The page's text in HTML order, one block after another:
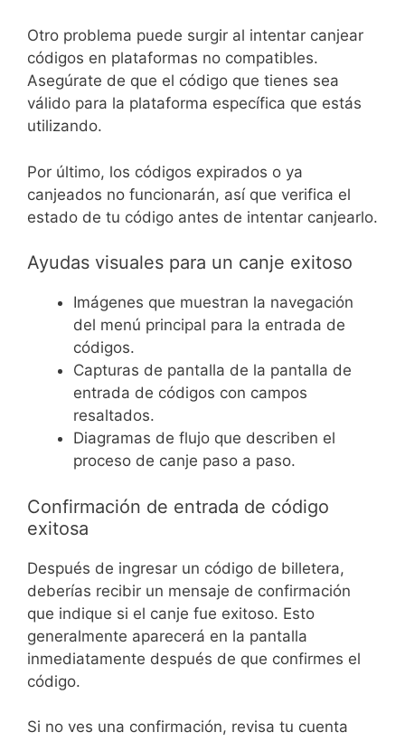
Otro problema puede surgir al intentar canjear
códigos en plataformas no compatibles.
Asegúrate de que el código que tienes sea
válido para la plataforma específica que estás
utilizando.
Por último, los códigos expirados o ya
canjeados no funcionarán, así que verifica el
estado de tu código antes de intentar canjearlo.
Ayudas visuales para un canje exitoso
Imágenes que muestran la navegación
del menú principal para la entrada de
códigos.
Capturas de pantalla de la pantalla de
entrada de códigos con campos
resaltados.
Diagramas de flujo que describen el
proceso de canje paso a paso.
Confirmación de entrada de código
exitosa
Después de ingresar un código de billetera,
deberías recibir un mensaje de confirmación
que indique si el canje fue exitoso. Esto
generalmente aparecerá en la pantalla
inmediatamente después de que confirmes el
código.
Si no ves una confirmación, revisa tu cuenta